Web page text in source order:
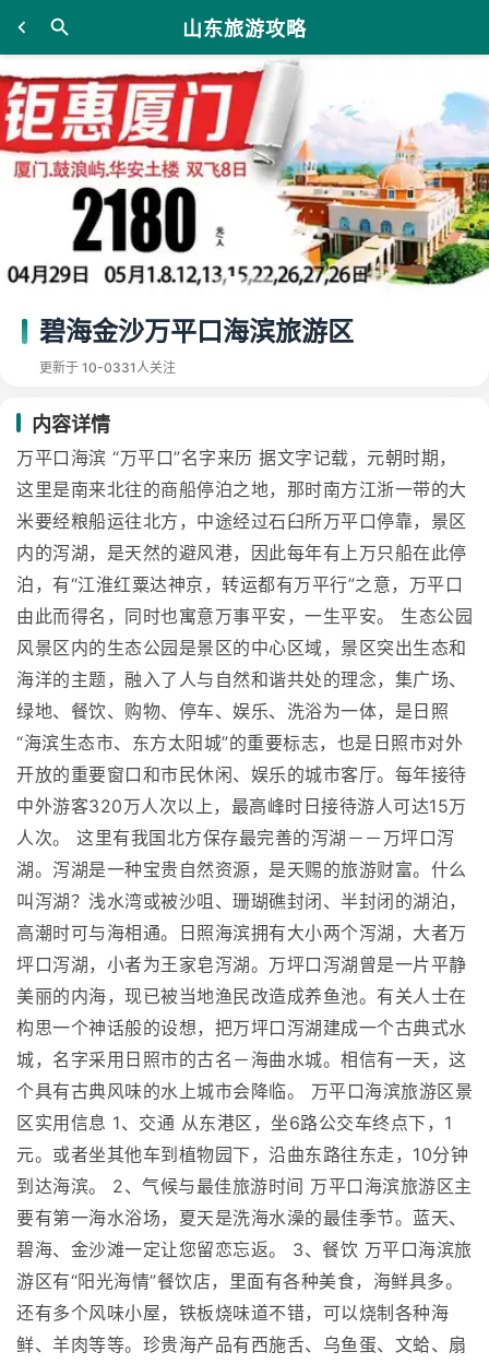
山东旅游攻略
碧海金沙万平口海滨旅游区
更新于 10-0331人关注
内容详情
万平口海滨 “万平口”名字来历 据文字记载，元朝时期，
这里是南来北往的商船停泊之地，那时南方江浙一带的大
米要经粮船运往北方，中途经过石臼所万平口停靠，景区
内的泻湖，是天然的避风港，因此每年有上万只船在此停
泊，有“江淮红粟达神京，转运都有万平行”之意，万平口
由此而得名，同时也寓意万事平安，一生平安。 生态公园
风景区内的生态公园是景区的中心区域，景区突出生态和
海洋的主题，融入了人与自然和谐共处的理念，集广场、
绿地、餐饮、购物、停车、娱乐、洗浴为一体，是日照
“海滨生态市、东方太阳城”的重要标志，也是日照市对外
开放的重要窗口和市民休闲、娱乐的城市客厅。每年接待
中外游客320万人次以上，最高峰时日接待游人可达15万
人次。 这里有我国北方保存最完善的泻湖－－万坪口泻
湖。泻湖是一种宝贵自然资源，是天赐的旅游财富。什么
叫泻湖？浅水湾或被沙咀、珊瑚礁封闭、半封闭的湖泊，
高潮时可与海相通。日照海滨拥有大小两个泻湖，大者万
坪口泻湖，小者为王家皂泻湖。万坪口泻湖曾是一片平静
美丽的内海，现已被当地渔民改造成养鱼池。有关人士在
构思一个神话般的设想，把万坪口泻湖建成一个古典式水
城，名字采用日照市的古名－海曲水城。相信有一天，这
个具有古典风味的水上城市会降临。 万平口海滨旅游区景
区实用信息 1、交通 从东港区，坐6路公交车终点下，1
元。或者坐其他车到植物园下，沿曲东路往东走，10分钟
到达海滨。 2、气候与最佳旅游时间 万平口海滨旅游区主
要有第一海水浴场，夏天是洗海水澡的最佳季节。蓝天、
碧海、金沙滩一定让您留恋忘返。 3、餐饮 万平口海滨旅
游区有“阳光海情”餐饮店，里面有各种美食，海鲜具多。
还有多个风味小屋，铁板烧味道不错，可以烧制各种海
鲜、羊肉等等。珍贵海产品有西施舌、乌鱼蛋、文蛤、扇